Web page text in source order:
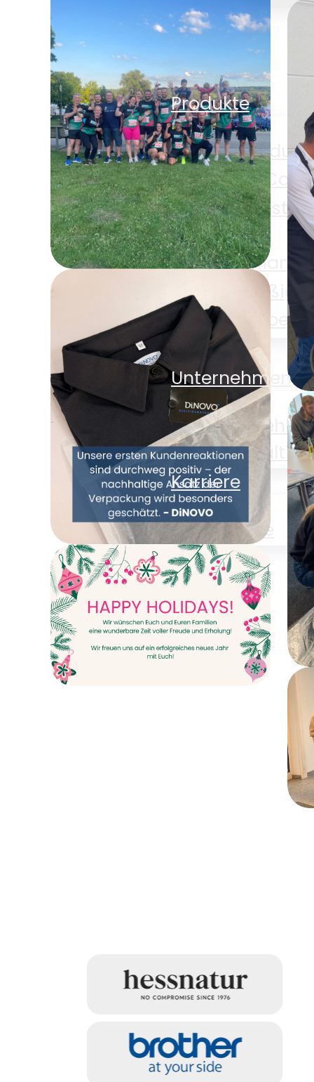
Kontakt
Produkte
Alle
E-
Gastro
Shop
Unternehmen
Karriere
Karriere
News
Kontakt
Sparkassen
Firmenlauf um den
Möhnesee
Gemeinsam
Verpackung neu
denken – DiNOVO
stellt auf
Papierverpackungen